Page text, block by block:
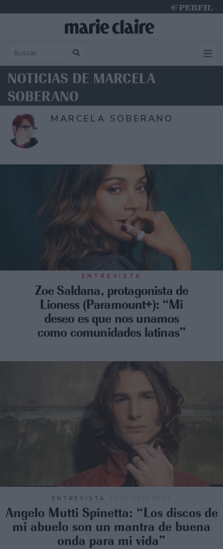
NOTICIAS DE MARCELA
SOBERANO
MARCELA SOBERANO
ENTREVISTA
Zoe Saldana, protagonista de
Lioness (Paramount+): “Mi
deseo es que nos unamos
como comunidades latinas”
ENTREVISTA
Angelo Mutti Spinetta: “Los discos de
mi abuelo son un mantra de buena
onda para mi vida”